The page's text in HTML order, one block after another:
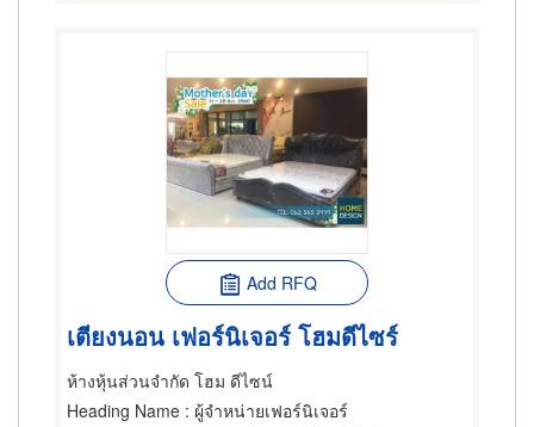
Add RFQ
เตียงนอน เฟอร์นิเจอร์ โฮมดีไซร์
ห้างหุ้นส่วนจำกัด โฮม ดีไซน์
Heading Name : ผู้จำหน่ายเฟอร์นิเจอร์